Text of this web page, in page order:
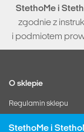
StethoMe i
zgodnie z
i podmiotem
StethoMe i
O sklepie
Regulamin sklepu